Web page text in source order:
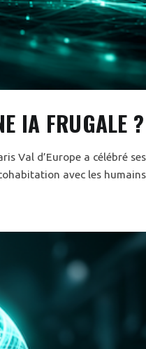
IA FRUGALE ?
Val d’Europe a célébré
avec les